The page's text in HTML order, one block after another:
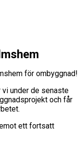
för ombyggnad!
under de senaste
och får
ett fortsatt